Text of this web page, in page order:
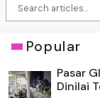
Popular
Pasar
Dinilai